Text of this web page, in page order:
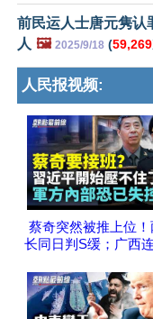
前民运人士唐元隽认
人 🖼️ 2025/9/18 (59,269
人民报视频:
蔡奇突然被推上位
长同日判S缓；广西